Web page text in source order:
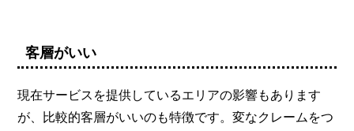
客層がいい
現在サービスを提供しているエリアの影響もあります
が、比較的客層がいいのも特徴です。変なクレームをつ